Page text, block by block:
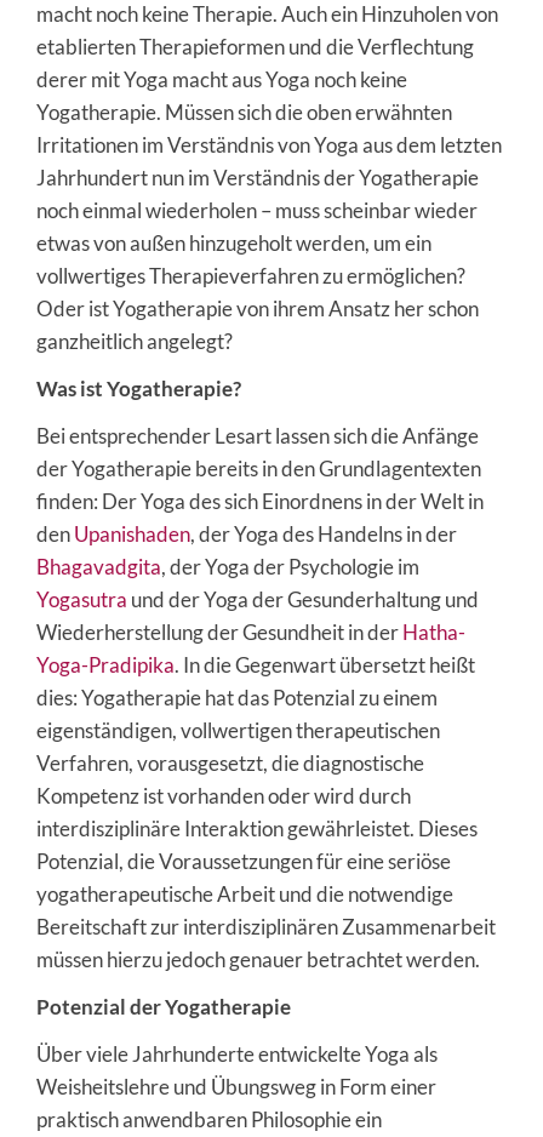
macht noch keine Therapie. Auch ein Hinzuholen von
etablierten Therapieformen und die Verflechtung
derer mit Yoga macht aus Yoga noch keine
Yogatherapie. Müssen sich die oben erwähnten
Irritationen im Verständnis von Yoga aus dem letzten
Jahrhundert nun im Verständnis der Yogatherapie
noch einmal wiederholen – muss scheinbar wieder
etwas von außen hinzugeholt werden, um ein
vollwertiges Therapieverfahren zu ermöglichen?
Oder ist Yogatherapie von ihrem Ansatz her schon
ganzheitlich angelegt?
Was ist Yogatherapie?
Bei entsprechender Lesart lassen sich die Anfänge
der Yogatherapie bereits in den Grundlagentexten
finden: Der Yoga des sich Einordnens in der Welt in
denUpanishaden, der Yoga des Handelns in der
Bhagavadgita, der Yoga der Psychologie im
Yogasutra und der Yoga der Gesunderhaltung und
Wiederherstellung der Gesundheit in derHatha-
Yoga-Pradipika. In die Gegenwart übersetzt heißt
dies: Yogatherapie hat das Potenzial zu einem
eigenständigen, vollwertigen therapeutischen
Verfahren, vorausgesetzt, die diagnostische
Kompetenz ist vorhanden oder wird durch
interdisziplinäre Interaktion gewährleistet. Dieses
Potenzial, die Voraussetzungen für eine seriöse
yogatherapeutische Arbeit und die notwendige
Bereitschaft zur interdisziplinären Zusammenarbeit
müssen hierzu jedoch genauer betrachtet werden.
Potenzial der Yogatherapie
Über viele Jahrhunderte entwickelte Yoga als
Weisheitslehre und Übungsweg in Form einer
praktisch anwendbaren Philosophie ein